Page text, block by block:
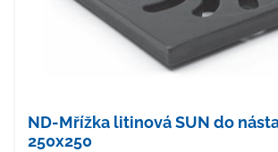
ND-Mřížka litinová SUN do
250x250